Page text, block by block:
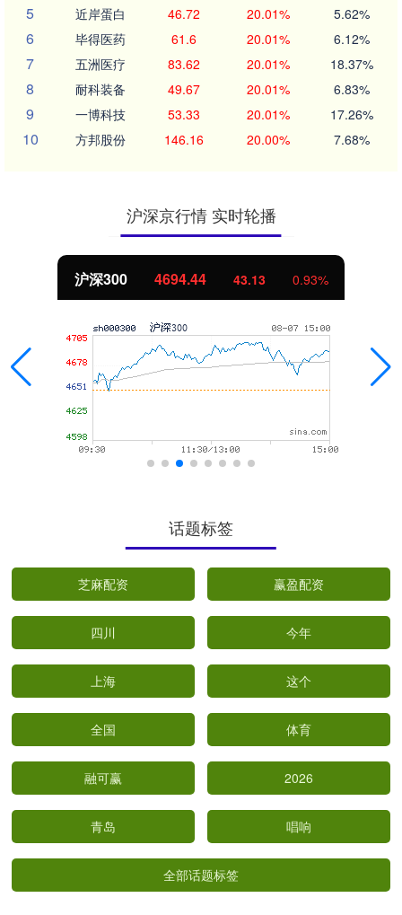
5 近岸蛋白 46.72 20.01% 5.62%
6 毕得医药 61.6 20.01% 6.12%
7 五洲医疗 83.62 20.01% 18.37%
8 耐科装备 49.67 20.01% 6.83%
9 一博科技 53.33 20.01% 17.26%
10 方邦股份 146.16 20.00% 7.68%
沪深京行情 实时轮播
北证50 1134.24 11.37 1.01%
话题标签
芝麻配资 赢盈配资
四川 今年
上海 这个
全国 体育
融可赢 2026
青岛 唱响
全部话题标签